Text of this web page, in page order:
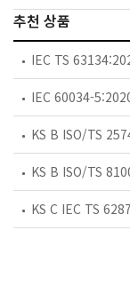
추천 상품